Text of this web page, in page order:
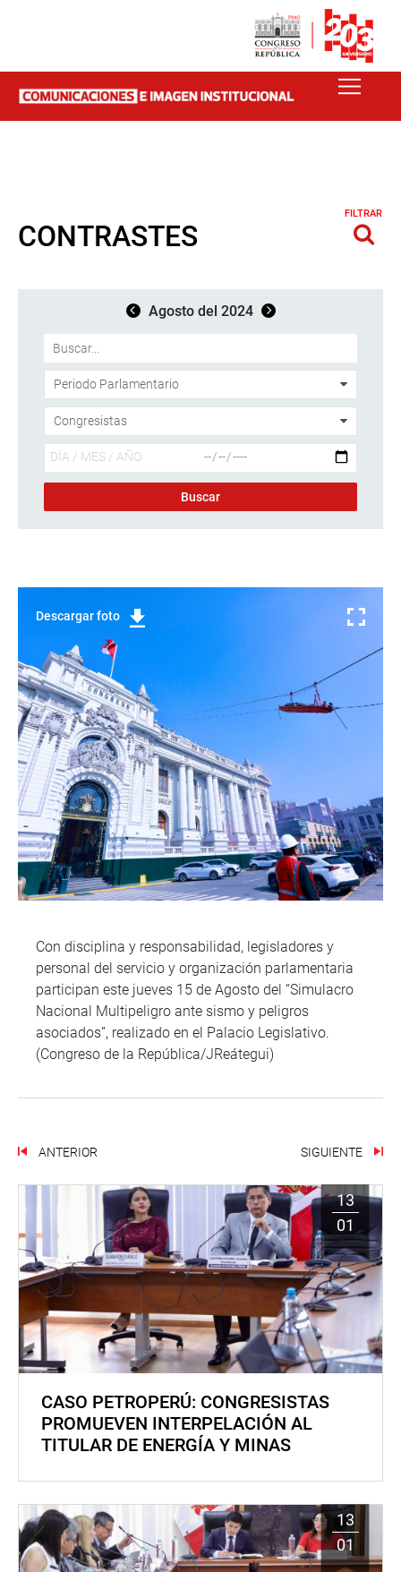
CONTRASTES
FILTRAR
Agosto del 2024
Descargar foto
Con disciplina y responsabilidad, legisladores y
personal del servicio y organización parlamentaria
participan este jueves 15 de Agosto del “Simulacro
Nacional Multipeligro ante sismo y peligros
asociados”, realizado en el Palacio Legislativo.
(Congreso de la República/JReátegui)
ANTERIOR SIGUIENTE
13
01
CASO PETROPERÚ: CONGRESISTAS
PROMUEVEN INTERPELACIÓN AL
TITULAR DE ENERGÍA Y MINAS
13
01